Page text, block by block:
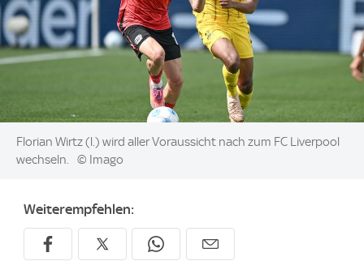
Image:
Florian Wirtz (l.) wird aller Voraussicht nach zum FC Liverpool
wechseln.
© Imago
Weiterempfehlen: